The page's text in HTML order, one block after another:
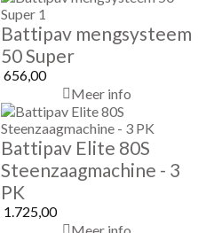
Battipav mengsysteem
50 Super
656,00
Meer info
Battipav Elite 80S
Steenzaagmachine - 3
PK
1.725,00
Meer info